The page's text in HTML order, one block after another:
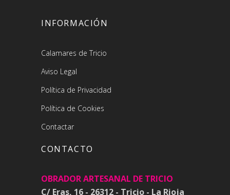
INFORMACIÓN
Calamares de Tricio
Aviso Legal
Política de Privacidad
Política de Cookies
Contactar
CONTACTO
OBRADOR ARTESANAL DE TRICIO
C/ Eras, 16 - 26312 - Tricio - La Rioja